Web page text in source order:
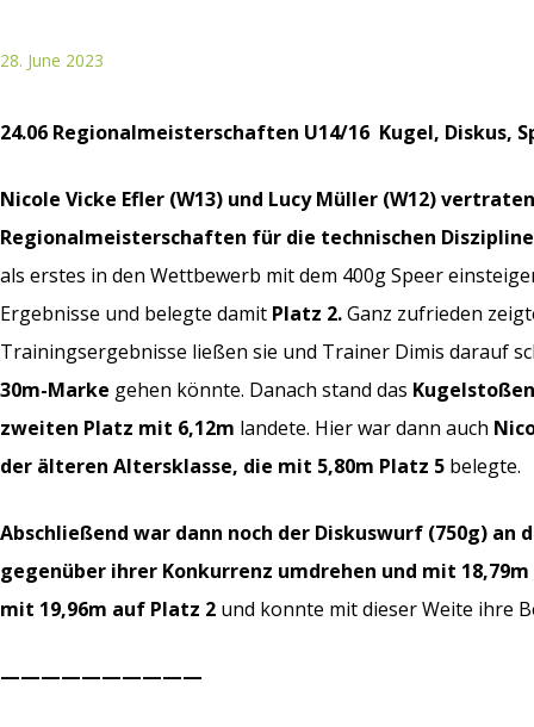
28. June 2023
24.06 Regionalmeisterschaften U14/16 Kugel, Diskus,
Nicole Vicke Efler (W13) und Lucy Müller (W12)
Regionalmeisterschaften für die technischen
als erstes in den Wettbewerb mit dem 400g Speer
Ergebnisse und belegte damit Platz 2.Ganz zufrieden
Trainingsergebnisse ließen sie und Trainer Dimis darauf
30m-Marke gehen könnte. Danach stand das
zweiten Platz mit 6,12m landete. Hier war dann auch
der älteren Altersklasse, die mit 5,80m Platz 5 belegte.
Abschließend war dann noch der Diskuswurf (750g) an
gegenüber ihrer Konkurrenz umdrehen und mit
mit 19,96m auf Platz 2 und konnte mit dieser Weite ihre
——————————